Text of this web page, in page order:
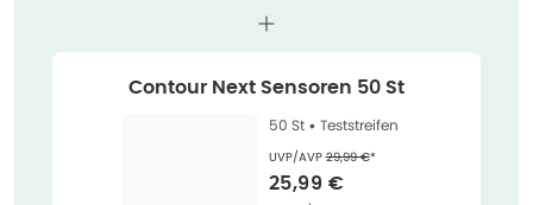
Contour Next Sensoren 50 St
50 St • Teststreifen
UVP/AVPEhemaliger Preis (U V P)
29,99 €*
Verkaufspreis
25,99 €